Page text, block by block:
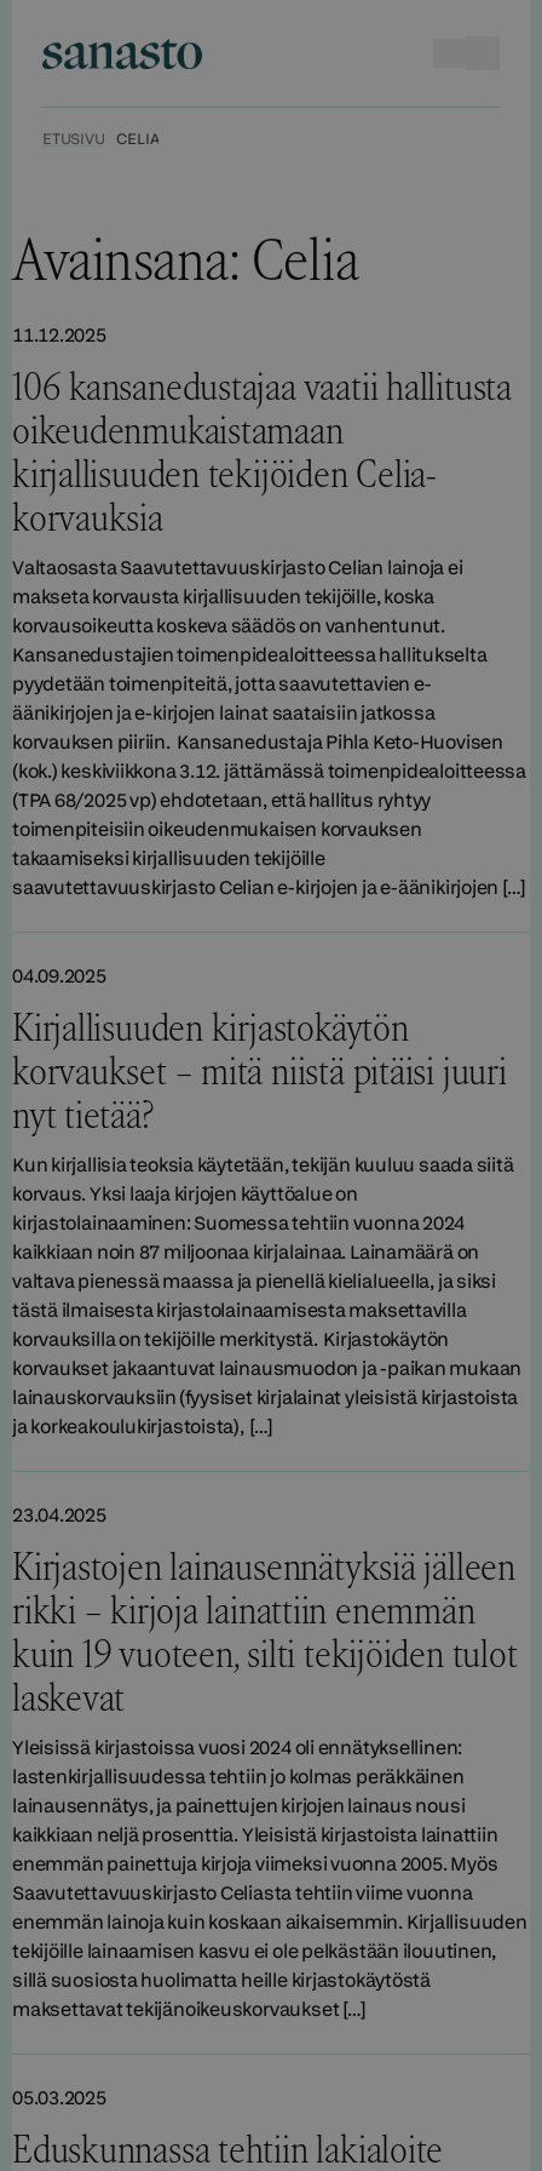
sisältöön
ETUSIVU CELIA
Avainsana: Celia
11.12.2025
106 kansanedustajaa vaatii hallitusta
oikeudenmukaistamaan
kirjallisuuden tekijöiden Celia-
korvauksia
Valtaosasta Saavutettavuuskirjasto Celian lainoja ei
makseta korvausta kirjallisuuden tekijöille, koska
korvausoikeutta koskeva säädös on vanhentunut.
Kansanedustajien toimenpidealoitteessa hallitukselta
pyydetään toimenpiteitä, jotta saavutettavien e-
äänikirjojen ja e-kirjojen lainat saataisiin jatkossa
korvauksen piiriin. Kansanedustaja Pihla Keto-Huovisen
(kok.) keskiviikkona 3.12. jättämässä toimenpidealoitteessa
(TPA 68/2025 vp) ehdotetaan, että hallitus ryhtyy
toimenpiteisiin oikeudenmukaisen korvauksen
takaamiseksi kirjallisuuden tekijöille
saavutettavuuskirjasto Celian e-kirjojen ja e-äänikirjojen […]
04.09.2025
Kirjallisuuden kirjastokäytön
korvaukset – mitä niistä pitäisi juuri
nyt tietää?
Kun kirjallisia teoksia käytetään, tekijän kuuluu saada siitä
korvaus. Yksi laaja kirjojen käyttöalue on
kirjastolainaaminen: Suomessa tehtiin vuonna 2024
kaikkiaan noin 87 miljoonaa kirjalainaa. Lainamäärä on
valtava pienessä maassa ja pienellä kielialueella, ja siksi
tästä ilmaisesta kirjastolainaamisesta maksettavilla
korvauksilla on tekijöille merkitystä. Kirjastokäytön
korvaukset jakaantuvat lainausmuodon ja -paikan mukaan
lainauskorvauksiin (fyysiset kirjalainat yleisistä kirjastoista
ja korkeakoulukirjastoista), […]
23.04.2025
Kirjastojen lainausennätyksiä jälleen
rikki – kirjoja lainattiin enemmän
kuin 19 vuoteen, silti tekijöiden tulot
laskevat
Yleisissä kirjastoissa vuosi 2024 oli ennätyksellinen:
lastenkirjallisuudessa tehtiin jo kolmas peräkkäinen
lainausennätys, ja painettujen kirjojen lainaus nousi
kaikkiaan neljä prosenttia. Yleisistä kirjastoista lainattiin
enemmän painettuja kirjoja viimeksi vuonna 2005. Myös
Saavutettavuuskirjasto Celiasta tehtiin viime vuonna
enemmän lainoja kuin koskaan aikaisemmin. Kirjallisuuden
tekijöille lainaamisen kasvu ei ole pelkästään ilouutinen,
sillä suosiosta huolimatta heille kirjastokäytöstä
maksettavat tekijänoikeuskorvaukset […]
05.03.2025
Eduskunnassa tehtiin lakialoite